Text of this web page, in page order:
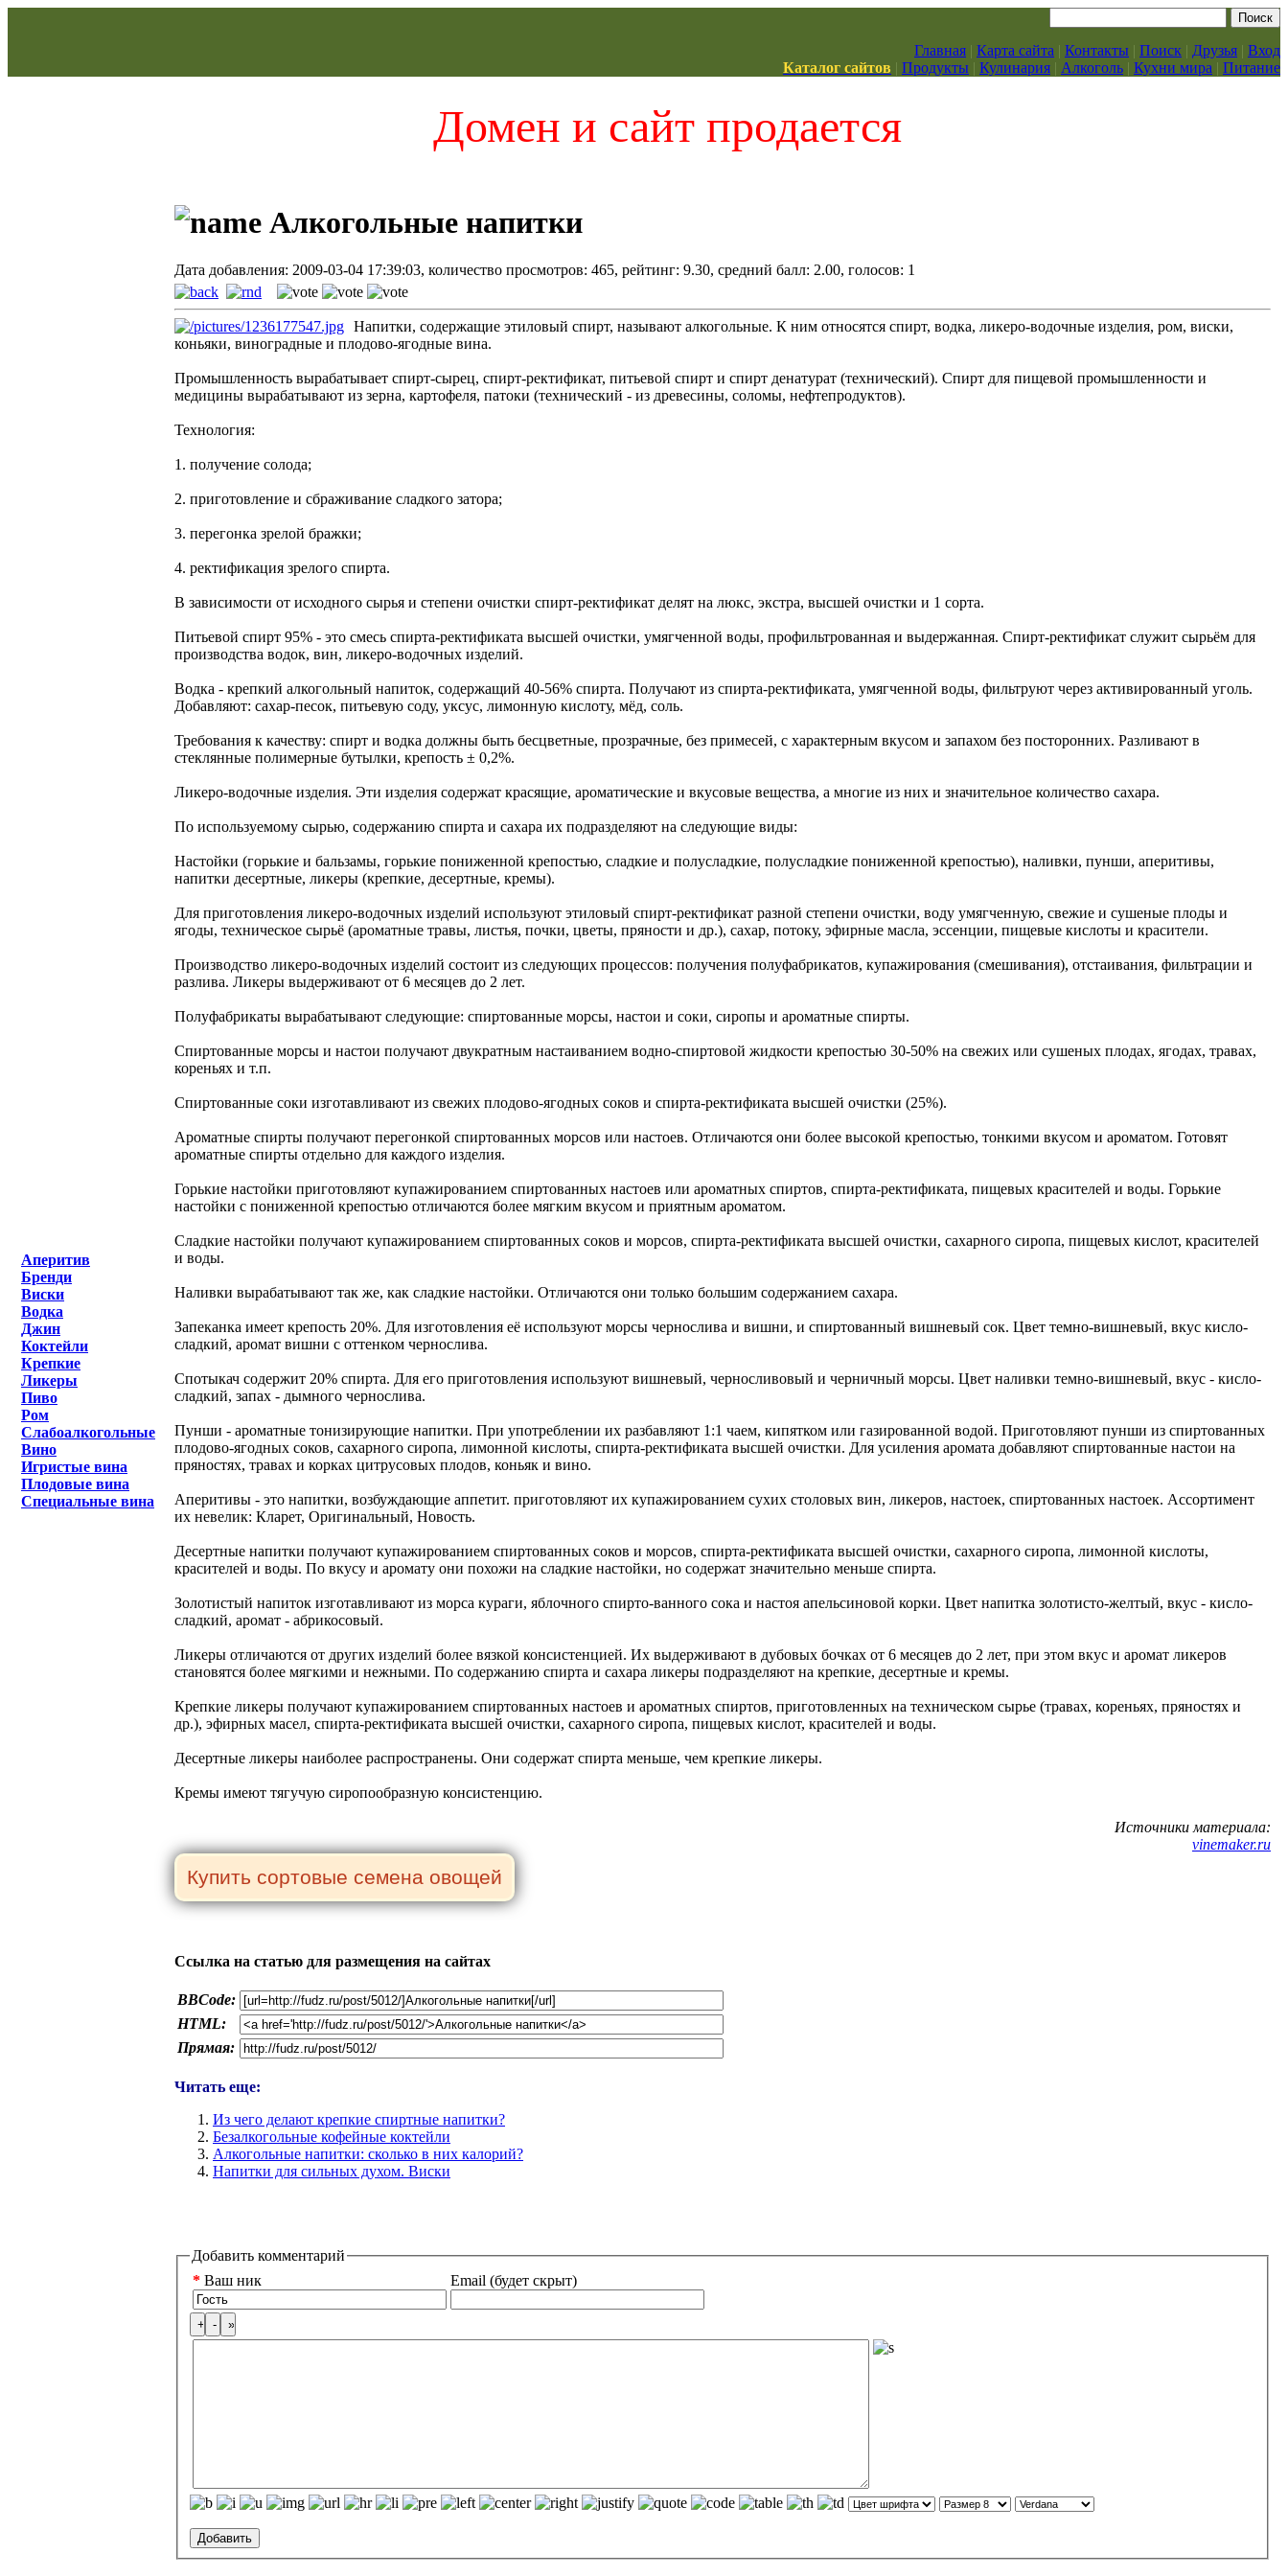
Главная | Карта сайта | Контакты | Поиск | Друзья | Вход
Каталог сайтов | Продукты | Кулинария | Алкоголь | Кухни мира | Питание
Домен и сайт продается
Аперитив
Бренди
Виски
Водка
Джин
Коктейли
Крепкие
Ликеры
Пиво
Ром
Слабоалкогольные
Вино
Игристые вина
Плодовые вина
Специальные вина
Алкогольные напитки
Дата добавления: 2009-03-04 17:39:03, количество просмотров: 465, рейтинг: 9.30, средний балл: 2.00, голосов: 1
Напитки, содержащие этиловый спирт, называют алкогольные. К ним относятся спирт, водка, ликеро-водочные изделия, ром, виски,
коньяки, виноградные и плодово-ягодные вина.
Промышленность вырабатывает спирт-сырец, спирт-ректификат, питьевой спирт и спирт денатурат (технический). Спирт для пищевой промышленности и
медицины вырабатывают из зерна, картофеля, патоки (технический - из древесины, соломы, нефтепродуктов).
Технология:
1. получение солода;
2. приготовление и сбраживание сладкого затора;
3. перегонка зрелой бражки;
4. ректификация зрелого спирта.
В зависимости от исходного сырья и степени очистки спирт-ректификат делят на люкс, экстра, высшей очистки и 1 сорта.
Питьевой спирт 95% - это смесь спирта-ректификата высшей очистки, умягченной воды, профильтрованная и выдержанная. Спирт-ректификат служит сырьём для
производства водок, вин, ликеро-водочных изделий.
Водка - крепкий алкогольный напиток, содержащий 40-56% спирта. Получают из спирта-ректификата, умягченной воды, фильтруют через активированный уголь.
Добавляют: сахар-песок, питьевую соду, уксус, лимонную кислоту, мёд, соль.
Требования к качеству: спирт и водка должны быть бесцветные, прозрачные, без примесей, с характерным вкусом и запахом без посторонних. Разливают в
стеклянные полимерные бутылки, крепость ± 0,2%.
Ликеро-водочные изделия. Эти изделия содержат красящие, ароматические и вкусовые вещества, а многие из них и значительное количество сахара.
По используемому сырью, содержанию спирта и сахара их подразделяют на следующие виды:
Настойки (горькие и бальзамы, горькие пониженной крепостью, сладкие и полусладкие, полусладкие пониженной крепостью), наливки, пунши, аперитивы,
напитки десертные, ликеры (крепкие, десертные, кремы).
Для приготовления ликеро-водочных изделий используют этиловый спирт-ректификат разной степени очистки, воду умягченную, свежие и сушеные плоды и
ягоды, техническое сырьё (ароматные травы, листья, почки, цветы, пряности и др.), сахар, потоку, эфирные масла, эссенции, пищевые кислоты и красители.
Производство ликеро-водочных изделий состоит из следующих процессов: получения полуфабрикатов, купажирования (смешивания), отстаивания, фильтрации и
разлива. Ликеры выдерживают от 6 месяцев до 2 лет.
Полуфабрикаты вырабатывают следующие: спиртованные морсы, настои и соки, сиропы и ароматные спирты.
Спиртованные морсы и настои получают двукратным настаиванием водно-спиртовой жидкости крепостью 30-50% на свежих или сушеных плодах, ягодах, травах,
кореньях и т.п.
Спиртованные соки изготавливают из свежих плодово-ягодных соков и спирта-ректификата высшей очистки (25%).
Ароматные спирты получают перегонкой спиртованных морсов или настоев. Отличаются они более высокой крепостью, тонкими вкусом и ароматом. Готовят
ароматные спирты отдельно для каждого изделия.
Горькие настойки приготовляют купажированием спиртованных настоев или ароматных спиртов, спирта-ректификата, пищевых красителей и воды. Горькие
настойки с пониженной крепостью отличаются более мягким вкусом и приятным ароматом.
Сладкие настойки получают купажированием спиртованных соков и морсов, спирта-ректификата высшей очистки, сахарного сиропа, пищевых кислот, красителей
и воды.
Наливки вырабатывают так же, как сладкие настойки. Отличаются они только большим содержанием сахара.
Запеканка имеет крепость 20%. Для изготовления её используют морсы чернослива и вишни, и спиртованный вишневый сок. Цвет темно-вишневый, вкус кисло-
сладкий, аромат вишни с оттенком чернослива.
Спотыкач содержит 20% спирта. Для его приготовления используют вишневый, черносливовый и черничный морсы. Цвет наливки темно-вишневый, вкус - кисло-
сладкий, запах - дымного чернослива.
Пунши - ароматные тонизирующие напитки. При употреблении их разбавляют 1:1 чаем, кипятком или газированной водой. Приготовляют пунши из спиртованных
плодово-ягодных соков, сахарного сиропа, лимонной кислоты, спирта-ректификата высшей очистки. Для усиления аромата добавляют спиртованные настои на
пряностях, травах и корках цитрусовых плодов, коньяк и вино.
Аперитивы - это напитки, возбуждающие аппетит. приготовляют их купажированием сухих столовых вин, ликеров, настоек, спиртованных настоек. Ассортимент
их невелик: Кларет, Оригинальный, Новость.
Десертные напитки получают купажированием спиртованных соков и морсов, спирта-ректификата высшей очистки, сахарного сиропа, лимонной кислоты,
красителей и воды. По вкусу и аромату они похожи на сладкие настойки, но содержат значительно меньше спирта.
Золотистый напиток изготавливают из морса кураги, яблочного спирто-ванного сока и настоя апельсиновой корки. Цвет напитка золотисто-желтый, вкус - кисло-
сладкий, аромат - абрикосовый.
Ликеры отличаются от других изделий более вязкой консистенцией. Их выдерживают в дубовых бочках от 6 месяцев до 2 лет, при этом вкус и аромат ликеров
становятся более мягкими и нежными. По содержанию спирта и сахара ликеры подразделяют на крепкие, десертные и кремы.
Крепкие ликеры получают купажированием спиртованных настоев и ароматных спиртов, приготовленных на техническом сырье (травах, кореньях, пряностях и
др.), эфирных масел, спирта-ректификата высшей очистки, сахарного сиропа, пищевых кислот, красителей и воды.
Десертные ликеры наиболее распространены. Они содержат спирта меньше, чем крепкие ликеры.
Кремы имеют тягучую сиропообразную консистенцию.
Источники материала:
vinemaker.ru
Ссылка на статью для размещения на сайтах
BBCode:
HTML:
Прямая:
Читать еще:
Из чего делают крепкие спиртные напитки?
Безалкогольные кофейные коктейли
Алкогольные напитки: сколько в них калорий?
Напитки для сильных духом. Виски
Добавить комментарий
* Ваш ник Email (будет скрыт)